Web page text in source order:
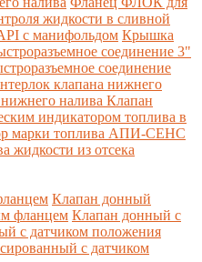
жидкости в сливной
с манифольдом Крышка
соединение 3"
соединение
клапана нижнего
налива Клапан
индикатором топлива в
марки топлива АПИ-СЕНС
жидкости из отсека
Клапан донный
фланцем Клапан донный с
с датчиком положения
с датчиком